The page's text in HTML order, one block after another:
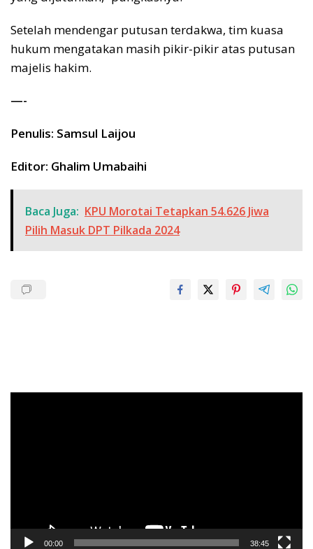
Setelah mendengar putusan terdakwa, tim kuasa
hukum mengatakan masih pikir-pikir atas putusan
majelis hakim.
—-
Penulis: Samsul Laijou
Editor: Ghalim Umabaihi
Baca Juga: KPU Morotai Tetapkan 54.626 Jiwa
Pilih Masuk DPT Pilkada 2024
00:00 38:45